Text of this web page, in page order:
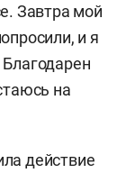
Завтра мой
и я
на
действие